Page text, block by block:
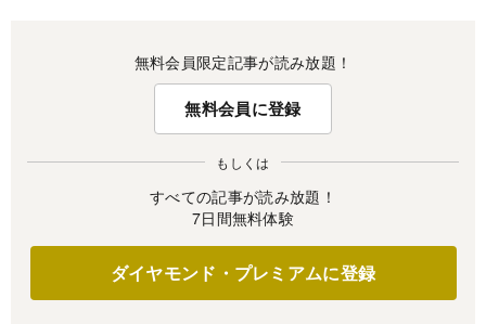
無料会員限定記事が読み放題！
無料会員に登録
もしくは
すべての記事が読み放題！
7日間無料体験
ダイヤモンド・プレミアムに登録